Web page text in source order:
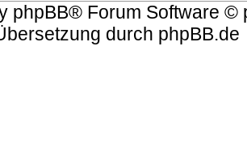
phpBB® Forum Software ©
durch phpBB.de